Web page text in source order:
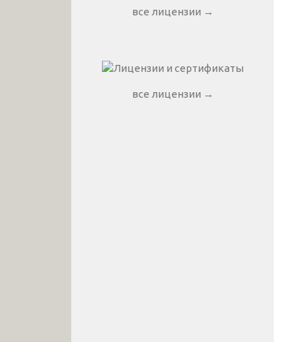
все лицензии →
все лицензии →